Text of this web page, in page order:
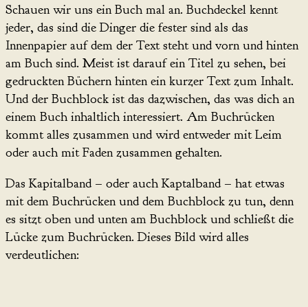
Schauen wir uns ein Buch mal an. Buchdeckel kennt
jeder, das sind die Dinger die fester sind als das
Innenpapier auf dem der Text steht und vorn und hinten
am Buch sind. Meist ist darauf ein Titel zu sehen, bei
gedruckten Büchern hinten ein kurzer Text zum Inhalt.
Und der Buchblock ist das dazwischen, das was dich an
einem Buch inhaltlich interessiert. Am Buchrücken
kommt alles zusammen und wird entweder mit Leim
oder auch mit Faden zusammen gehalten.
Das Kapitalband – oder auch Kaptalband – hat etwas
mit dem Buchrücken und dem Buchblock zu tun, denn
es sitzt oben und unten am Buchblock und schließt die
Lücke zum Buchrücken. Dieses Bild wird alles
verdeutlichen: